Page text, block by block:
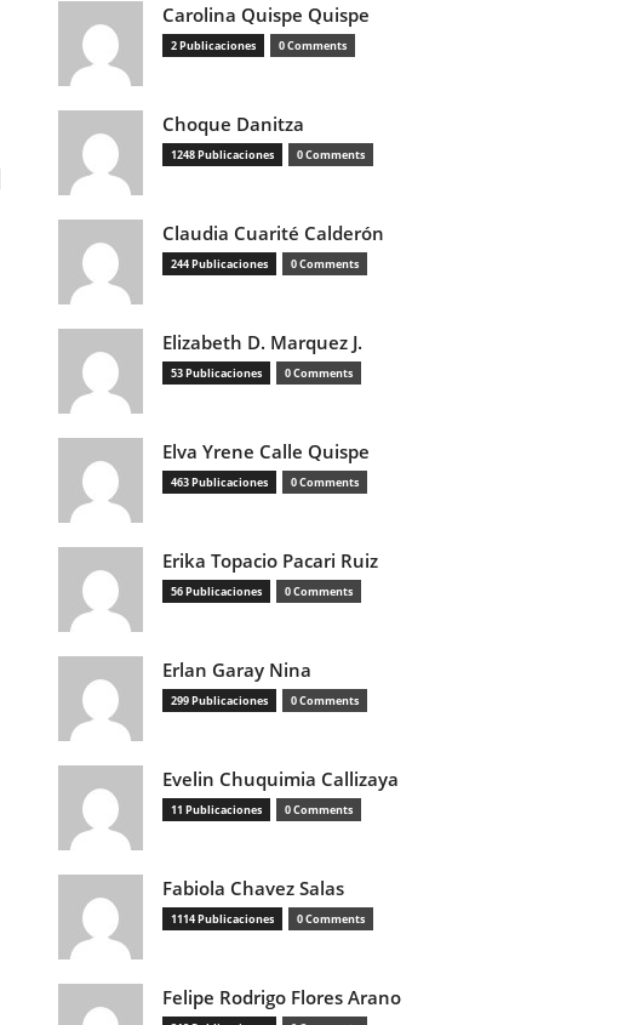
Carolina Quispe Quispe
2 Publicaciones 0 Comments
Choque Danitza
1248 Publicaciones 0 Comments
Claudia Cuarité Calderón
244 Publicaciones 0 Comments
Elizabeth D. Marquez J.
53 Publicaciones 0 Comments
Elva Yrene Calle Quispe
463 Publicaciones 0 Comments
Erika Topacio Pacari Ruiz
56 Publicaciones 0 Comments
Erlan Garay Nina
299 Publicaciones 0 Comments
Evelin Chuquimia Callizaya
11 Publicaciones 0 Comments
Fabiola Chavez Salas
1114 Publicaciones 0 Comments
Felipe Rodrigo Flores Arano